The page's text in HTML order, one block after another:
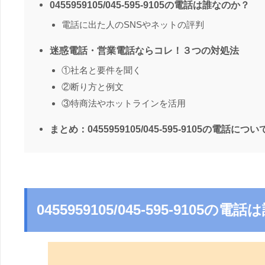
0455959105/045-595-9105の電話は誰なのか？
電話に出た人のSNSやネットの評判
迷惑電話・営業電話ならコレ！３つの対処法
①社名と要件を聞く
②断り方と例文
③特商法やホットラインを活用
まとめ：0455959105/045-595-9105の電話につい
0455959105/045-595-9105の電話